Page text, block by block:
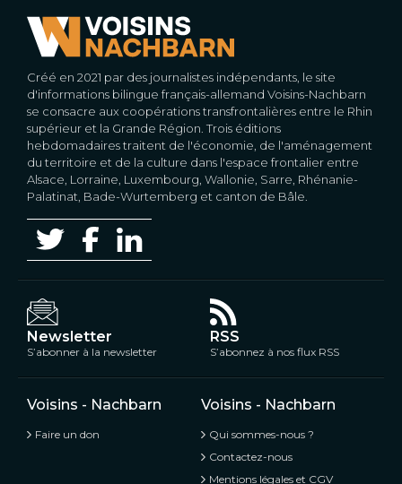
Créé en 2021 par des journalistes indépendants, le site
d'informations bilingue français-allemand Voisins-Nachbarn
se consacre aux coopérations transfrontalières entre le Rhin
supérieur et la Grande Région. Trois éditions
hebdomadaires traitent de l'économie, de l'aménagement
du territoire et de la culture dans l'espace frontalier entre
Alsace, Lorraine, Luxembourg, Wallonie, Sarre, Rhénanie-
Palatinat, Bade-Wurtemberg et canton de Bâle.
Newsletter
S’abonner à la newsletter
RSS
S’abonnez à nos flux RSS
Voisins - Nachbarn
Faire un don
Voisins - Nachbarn
Qui sommes-nous ?
Contactez-nous
Mentions légales et CGV